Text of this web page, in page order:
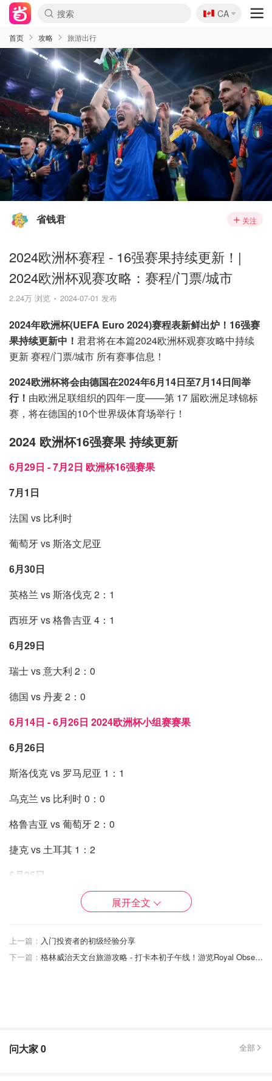
🇨🇦
CA
首页 攻略 旅游出行
省钱君 关注
2024欧洲杯赛程 - 16强赛果持续更新！|
2024欧洲杯观赛攻略：赛程/门票/城市
2.24万 浏览 2024-07-01 发布
2024年欧洲杯(UEFA Euro 2024)赛程表新鲜出炉！16强赛
果持续更新中！ 君君将在本篇2024欧洲杯观赛攻略中持续
更新 赛程/门票/城市 所有赛事信息！
2024欧洲杯将会由德国在2024年6月14日至7月14日间举
行！ 由欧洲足联组织的四年一度——第 17 届欧洲足球锦标
赛，将在德国的10个世界级体育场举行！
2024 欧洲杯16强赛果 持续更新
6月29日 - 7月2日 欧洲杯16强赛果
7月1日
法国 vs 比利时
葡萄牙 vs 斯洛文尼亚
6月30日
英格兰 vs 斯洛伐克 2：1
西班牙 vs 格鲁吉亚 4：1
6月29日
瑞士 vs 意大利 2：0
德国 vs 丹麦 2：0
6月14日 - 6月26日 2024欧洲杯小组赛赛果
6月26日
斯洛伐克 vs 罗马尼亚 1：1
乌克兰 vs 比利时 0：0
格鲁吉亚 vs 葡萄牙 2：0
捷克 vs 土耳其 1：2
6月25日
法国 vs 波兰 1：1
丹麦 vs 塞尔维亚 0：0
克罗地亚 vs 意大利 1：1
展开全文
上一篇： 入门投资者的初级经验分享
下一篇：
格林威治天文台旅游攻略 - 打卡本初子午线！游览Royal Observatory Greenwich ~
问大家0 全部